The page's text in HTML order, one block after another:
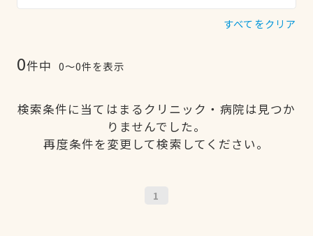
すべてをクリア
0件中 0〜0件を表示
検索条件に当てはまるクリニック・病院は見つか
りませんでした。
再度条件を変更して検索してください。
1